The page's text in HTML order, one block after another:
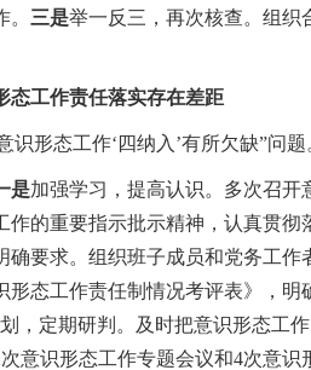
三是举一反三，再次核查。组织
工作责任落实存在差距
形态工作‘四纳入’有所欠缺”问题
是加强学习，提高认识。多次召
作的重要指示批示精神，认真贯彻
确要求。组织班子成员和党务工
形态工作责任制情况考评表》，
，定期研判。及时把意识形态工
意识形态工作专题会议和4次意